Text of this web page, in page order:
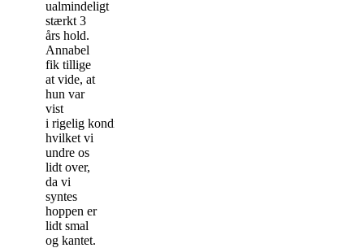
ualmindeligt
stærkt 3
års hold.
Annabel
fik tillige
at vide, at
hun var
vist
i rigelig kondition,
hvilket vi
undre os
lidt over,
da vi
syntes
hoppen er
lidt smal
og kantet.